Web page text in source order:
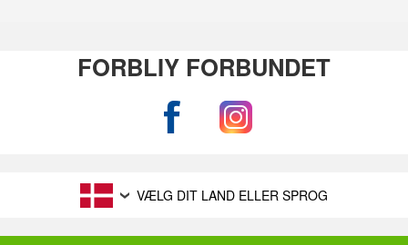
FORBLIY FORBUNDET
VÆLG DIT LAND ELLER SPROG